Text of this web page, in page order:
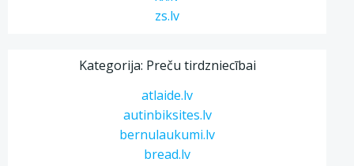
zs.lv
Kategorija: Preču tirdzniecībai
atlaide.lv
autinbiksites.lv
bernulaukumi.lv
bread.lv